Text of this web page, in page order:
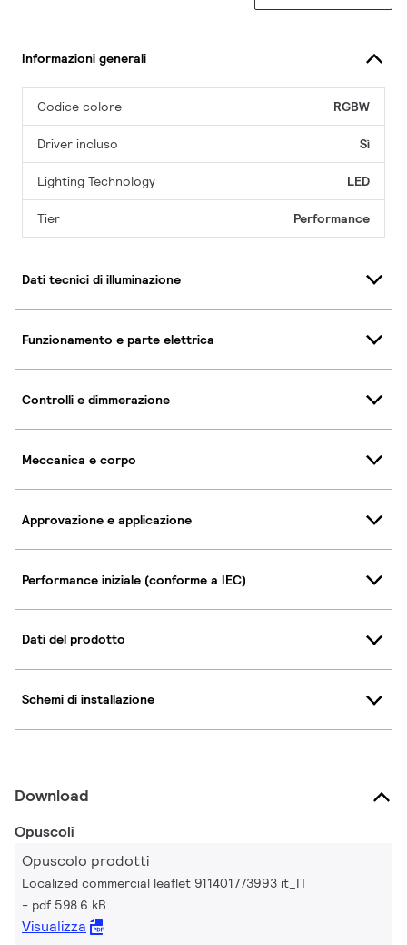
Informazioni generali
Codice colore RGBW
Driver incluso Sì
Lighting Technology LED
Tier Performance
Dati tecnici di illuminazione
Funzionamento e parte elettrica
Controlli e dimmerazione
Meccanica e corpo
Approvazione e applicazione
Performance iniziale (conforme a IEC)
Dati del prodotto
Schemi di installazione
Download
Opuscoli
Opuscolo prodotti
Localized commercial leaflet 911401773993 it_IT
pdf 598.6 kB
Visualizza